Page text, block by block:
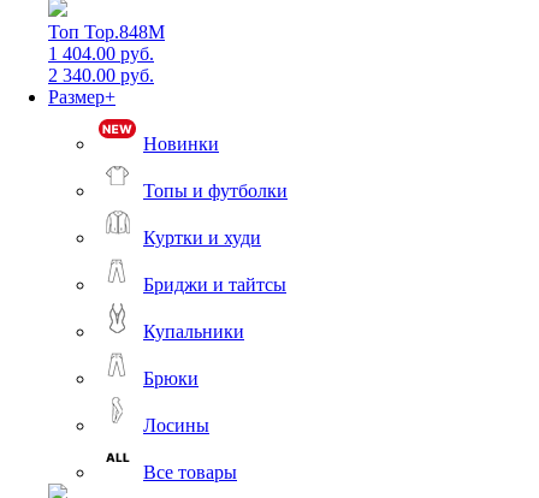
Топ Top.848M
1 404.00 руб.
2 340.00 руб.
Размер+
Новинки
Топы и футболки
Куртки и худи
Бриджи и тайтсы
Купальники
Брюки
Лосины
Все товары